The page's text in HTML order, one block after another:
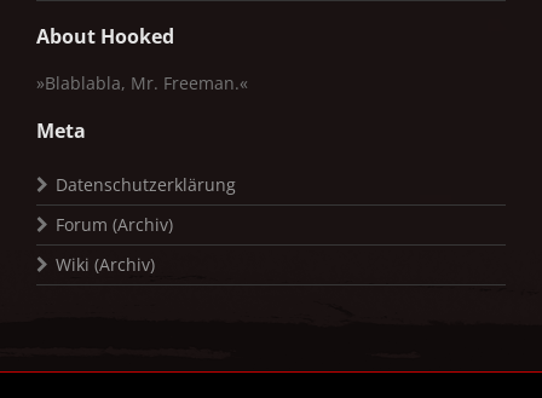
About Hooked
»Blablabla, Mr. Freeman.«
Meta
Datenschutzerklärung
Forum (Archiv)
Wiki (Archiv)